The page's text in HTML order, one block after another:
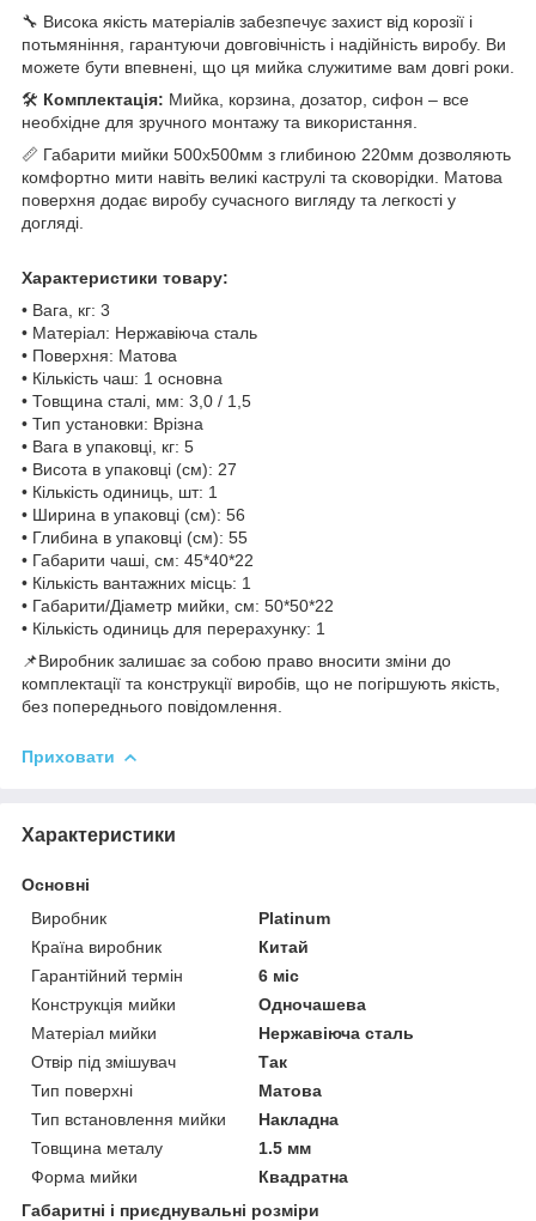
🔧 Висока якість матеріалів забезпечує захист від корозії і
потьмяніння, гарантуючи довговічність і надійність виробу. Ви
можете бути впевнені, що ця мийка служитиме вам довгі роки.
🛠️ Комплектація: Мийка, корзина, дозатор, сифон – все
необхідне для зручного монтажу та використання.
📏 Габарити мийки 500x500мм з глибиною 220мм дозволяють
комфортно мити навіть великі каструлі та сковорідки. Матова
поверхня додає виробу сучасного вигляду та легкості у
догляді.
Характеристики товару:
• Вага, кг: 3
• Матеріал: Нержавіюча сталь
• Поверхня: Матова
• Кількість чаш: 1 основна
• Товщина сталі, мм: 3,0 / 1,5
• Тип установки: Врізна
• Вага в упаковці, кг: 5
• Висота в упаковці (см): 27
• Кількість одиниць, шт: 1
• Ширина в упаковці (см): 56
• Глибина в упаковці (см): 55
• Габарити чаші, см: 45*40*22
• Кількість вантажних місць: 1
• Габарити/Діаметр мийки, см: 50*50*22
• Кількість одиниць для перерахунку: 1
📌Виробник залишає за собою право вносити зміни до
комплектації та конструкції виробів, що не погіршують якість,
без попереднього повідомлення.
Приховати
Характеристики
Основні
Виробник
Platinum
Країна виробник
Китай
Гарантійний термін
6 міс
Конструкція мийки
Одночашева
Матеріал мийки
Нержавіюча сталь
Отвір під змішувач
Так
Тип поверхні
Матова
Тип встановлення мийки
Накладна
Товщина металу
1.5 мм
Форма мийки
Квадратна
Габаритні і приєднувальні розміри